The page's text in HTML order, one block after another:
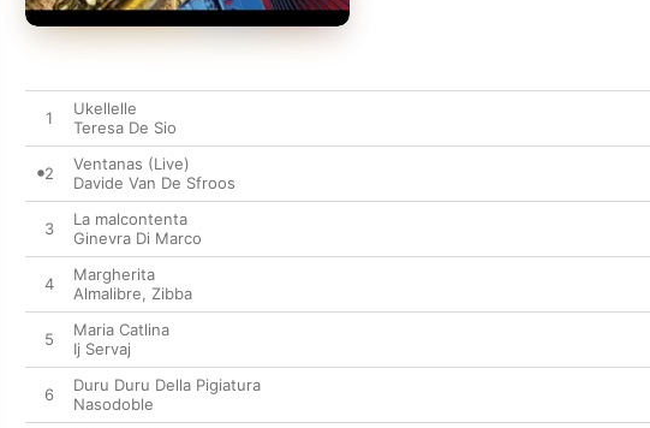
1
Ukellelle
Teresa De Sio
2
Ventanas (Live)
Davide Van De Sfroos
3
La malcontenta
Ginevra Di Marco
4
Margherita
Almalibre, Zibba
5
Maria Catlina
Ij Servaj
6
Duru Duru Della Pigiatura
Nasodoble